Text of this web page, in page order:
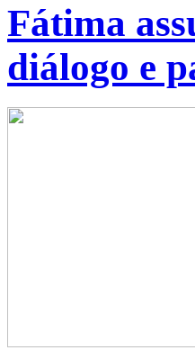
Fátima
diálogo e